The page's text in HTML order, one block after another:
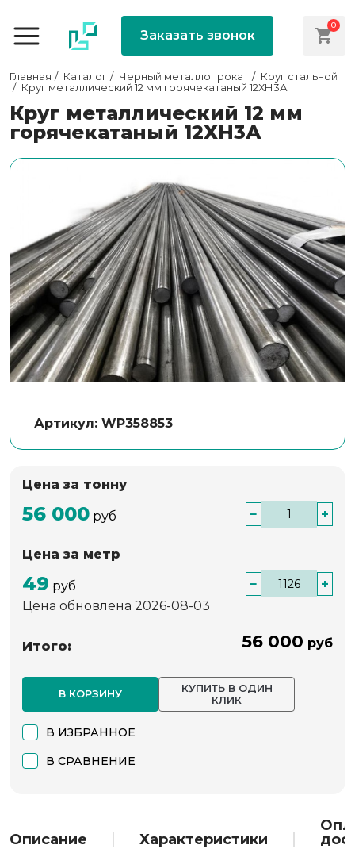
Заказать звонок
0
Главная Каталог Черный металлопрокат
Круг стальной
Круг металлический 12 мм горячекатаный 12ХН3А
Круг металлический 12 мм
горячекатаный 12ХН3А
Артикул: WP358853
Цена за тонну
56 000 руб − +
Цена за метр
49 руб −
+
Цена обновлена 2026-08-03
Итого: 56 000 руб
В КОРЗИНУ
КУПИТЬ В ОДИН
КЛИК
В ИЗБРАННОЕ
В СРАВНЕНИЕ
Описание Характеристики